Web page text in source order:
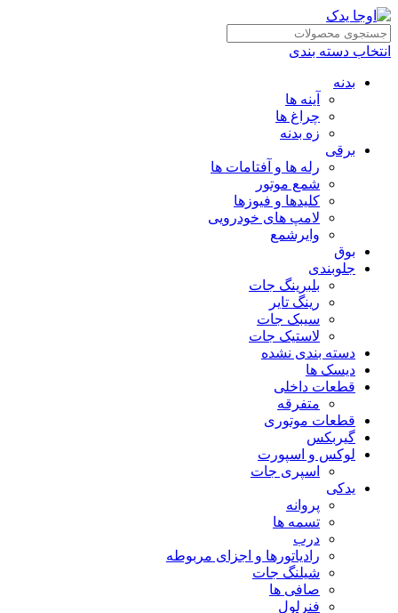
انتخاب دسته بندی
بدنه
آینه ها
چراغ ها
زه بدنه
برقی
رله ها و آفتامات ها
شمع موتور
کلیدها و فیوزها
لامپ های خودرویی
وایرشمع
بوق
جلوبندی
بلبرینگ جات
رینگ تایر
سیبک جات
لاستیک جات
دسته بندی نشده
دیسک ها
قطعات داخلی
متفرقه
قطعات موتوری
گیربکس
لوکس و اسپورت
اسپری جات
یدکی
پروانه
تسمه ها
درب
رادیاتورها و اجزای مربوطه
شیلنگ جات
صافی ها
فنرلول